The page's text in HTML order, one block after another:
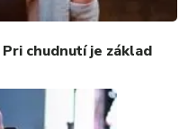
chudnutí je základ